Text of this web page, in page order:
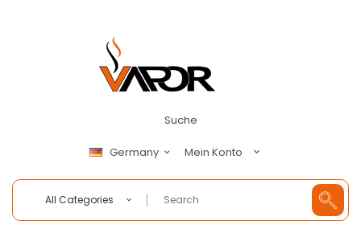
Suche
Germany Mein Konto
All Categories